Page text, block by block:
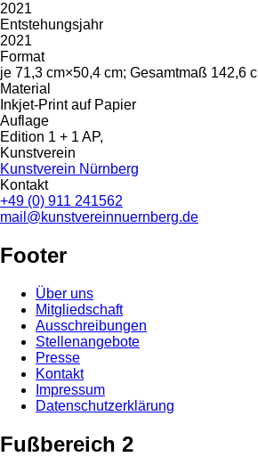
2021
Entstehungsjahr
2021
Format
je 71,3 cm×50,4 cm; Gesamtmaß 142,6
Material
Inkjet-Print auf Papier
Auflage
Edition 1 + 1 AP,
Kunstverein
Kunstverein Nürnberg
Kontakt
+49 (0) 911 241562
mail@kunstvereinnuernberg.de
Footer
Über uns
Mitgliedschaft
Ausschreibungen
Stellenangebote
Presse
Kontakt
Impressum
Datenschutzerklärung
Fußbereich 2